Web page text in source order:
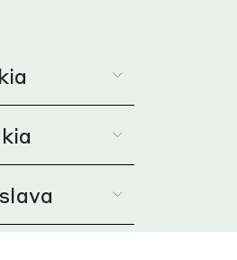
strategic cu o
Motors este situat
un centru